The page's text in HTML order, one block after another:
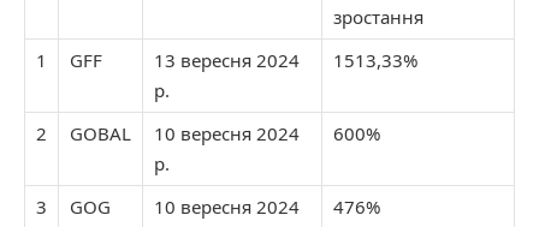
зростання
1
GFF
13 вересня 2024
р.
1513,33%
2 GOBAL
10 вересня 2024
р.
600%
3 GOG
10 вересня 2024
476%